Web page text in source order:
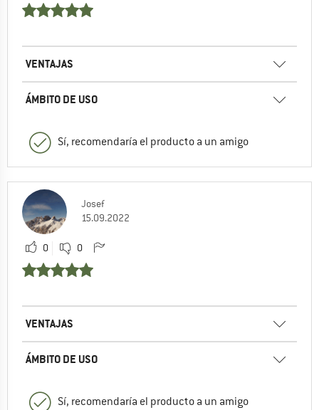
VENTAJAS
ÁMBITO DE USO
Sí, recomendaría el producto a un amigo
Josef
15.09.2022
0 0
VENTAJAS
ÁMBITO DE USO
Sí, recomendaría el producto a un amigo